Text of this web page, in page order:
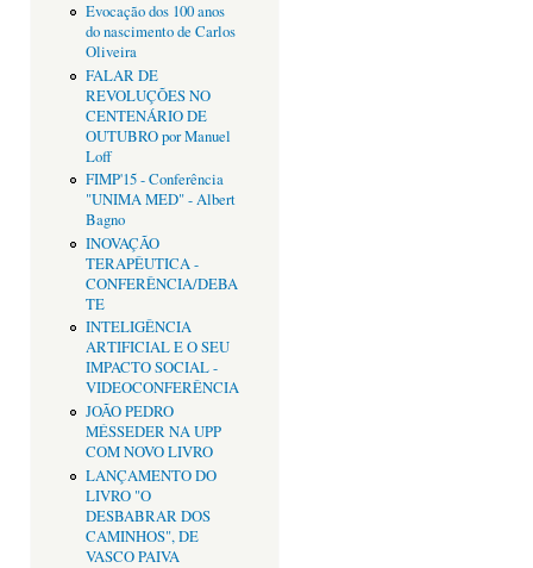
Evocação dos 100 anos
do nascimento de Carlos
Oliveira
FALAR DE
REVOLUÇÕES NO
CENTENÁRIO DE
OUTUBRO por Manuel
Loff
FIMP'15 - Conferência
"UNIMA MED" - Albert
Bagno
INOVAÇÃO
TERAPÊUTICA -
CONFERÊNCIA/DEBA
TE
INTELIGÊNCIA
ARTIFICIAL E O SEU
IMPACTO SOCIAL -
VIDEOCONFERÊNCIA
JOÃO PEDRO
MÉSSEDER NA UPP
COM NOVO LIVRO
LANÇAMENTO DO
LIVRO "O
DESBABRAR DOS
CAMINHOS", DE
VASCO PAIVA